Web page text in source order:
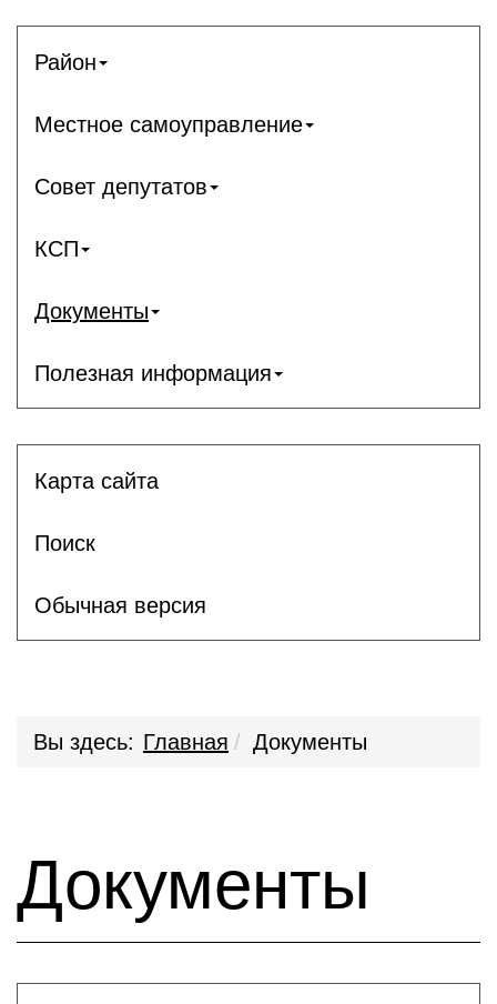
Район
Местное самоуправление
Совет депутатов
КСП
Документы
Полезная информация
Карта сайта
Поиск
Обычная версия
Вы здесь: Главная Документы
Документы